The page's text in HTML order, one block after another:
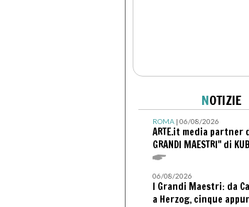
NOTIZIE
ROMA| 06/08/2026
ARTE.it media partner
GRANDI MAESTRI" di
06/08/2026
I Grandi Maestri: da
a Herzog, cinque